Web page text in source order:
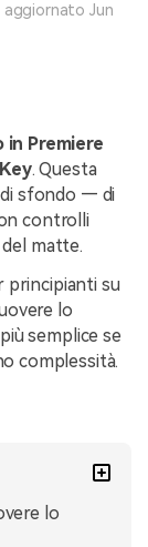
aggiornato Jun
in Premiere
. Questa
sfondo — di
controlli
matte.
principianti su
lo
semplice se
complessità.
lo